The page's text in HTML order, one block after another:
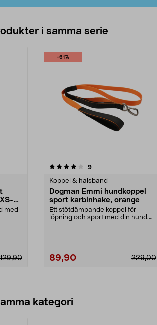
i samma serie
med
129,90
-61%
9recensioner
Koppel & halsband
Dogman Emmi hundkoppel
sport karbinhake, orange
Ett stötdämpande koppel för
löpning och sport med din hund.
229,00
89,90
3.5av 5 stjärnor
kategori